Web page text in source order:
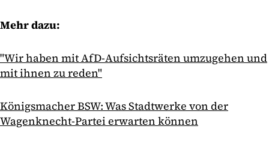
Mehr dazu:
"Wir haben mit AfD-Aufsichtsräten umzugehen und
mit ihnen zu reden"
Königsmacher BSW: Was Stadtwerke von der
Wagenknecht-Partei erwarten können